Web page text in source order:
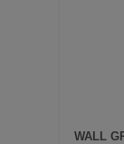
WALL